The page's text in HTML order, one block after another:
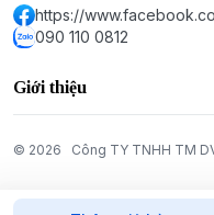
https://
090 110 0812
Giới thiệu
© 2026 Công TY TNHH TM